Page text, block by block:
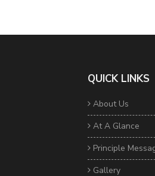
QUICK LINKS
About Us
At A Glance
Principle
Gallery